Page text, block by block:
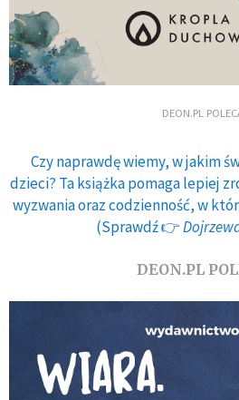
DEON.PL
Czy naprawdę wiemy, w jakim
dzieci? Ta książka pomaga lepiej
wyzwania oraz codzienność, w
(Sprawdź 👉
DEON.PL